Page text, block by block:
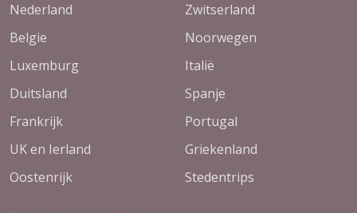
Nederland
Belgie
Luxemburg
Duitsland
Frankrijk
UK en Ierland
Oostenrijk
Zwitserland
Noorwegen
Italië
Spanje
Portugal
Griekenland
Stedentrips